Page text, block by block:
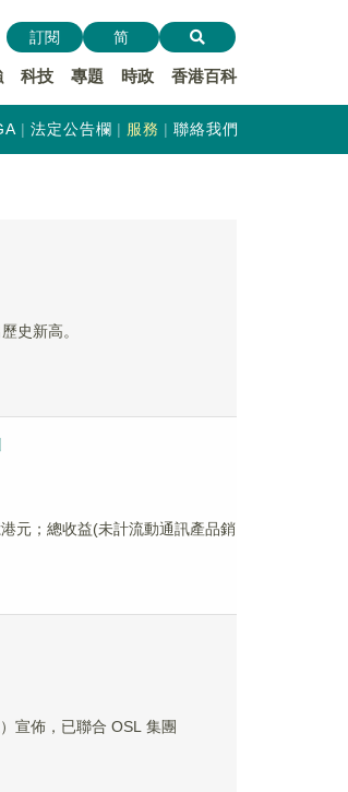
科技 專題 時政 香港百科
訂閱 简
法定公告欄 服務 聯絡我們
史新高。
元；總收益(未計流動通訊產品銷
宣佈，已聯合 OSL 集團